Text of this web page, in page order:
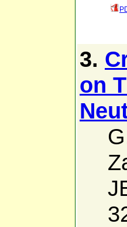
3.
on